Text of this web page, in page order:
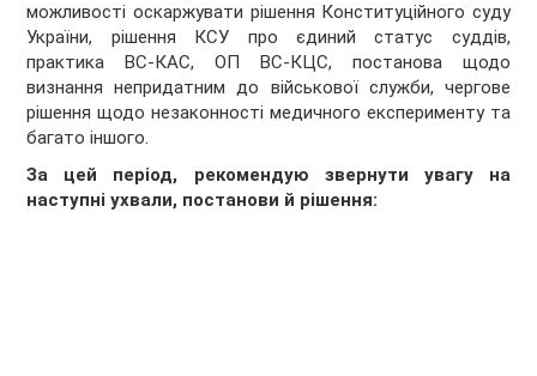
можливості оскаржувати рішення Конституційного суду
України, рішення КСУ про єдиний статус суддів,
практика ВС-КАС, ОП ВС-КЦС, постанова щодо
визнання непридатним до військової служби, чергове
рішення щодо незаконності медичного експерименту та
багато іншого.
За цей період, рекомендую звернути увагу на
наступні ухвали, постанови й рішення: